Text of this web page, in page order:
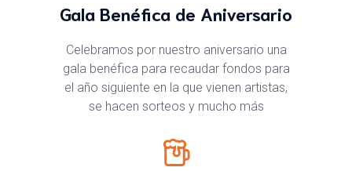
Gala Benéfica de Aniversario
Celebramos por nuestro aniversario una
gala benéfica para recaudar fondos para
el año siguiente en la que vienen artistas,
se hacen sorteos y mucho más